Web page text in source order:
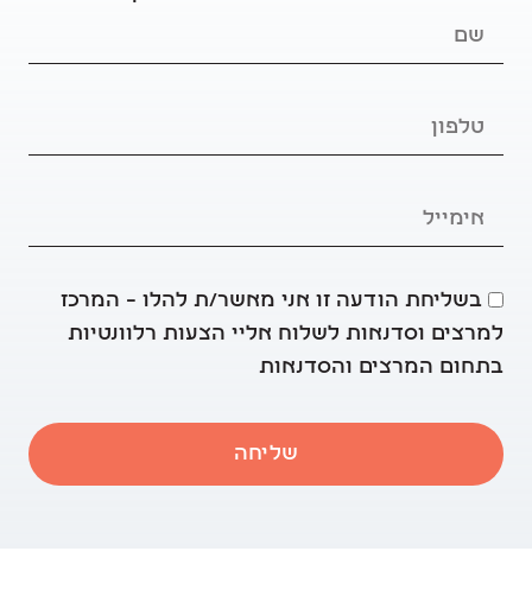
בשליחת הודעה זו אני מאשר/ת להלו – המרכז
למרצים וסדנאות לשלוח אליי הצעות רלוונטיות
בתחום המרצים והסדנאות
שליחה